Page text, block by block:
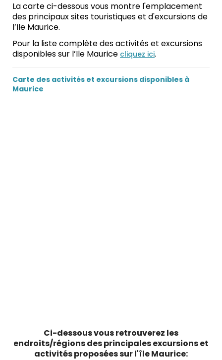
La carte ci-dessous vous montre l'emplacement
des principaux sites touristiques et d'excursions de
l’Ile Maurice.
Pour la liste complète des activités et excursions
disponibles sur l’Ile Maurice cliquez ici.
Carte des activités et excursions disponibles à
Maurice
Ci-dessous vous retrouverez les
endroits/régions des principales excursions et
activités proposées sur l'île Maurice: